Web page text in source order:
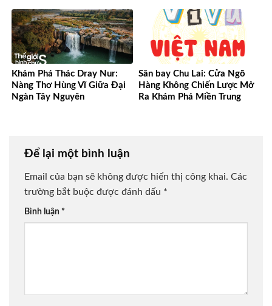
Khám Phá Thác Dray Nur:
Nàng Thơ Hùng Vĩ Giữa Đại
Ngàn Tây Nguyên
Sân bay Chu Lai: Cửa Ngõ
Hàng Không Chiến Lược Mở
Ra Khám Phá Miền Trung
Để lại một bình luận
Email của bạn sẽ không được hiển thị công khai. Các
trường bắt buộc được đánh dấu *
Bình luận *